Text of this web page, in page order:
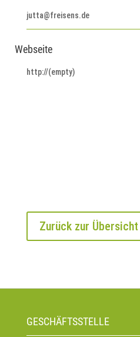
jutta@freisens.de
Webseite
http://(empty)
Zurück zur Übersicht
GESCHÄFTSSTELLE